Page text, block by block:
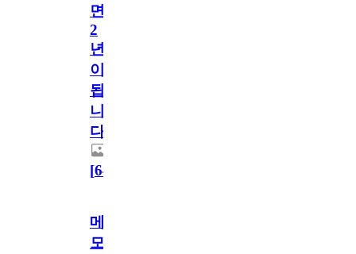
면
2
년
이
됩
니
다.
[64
메
모